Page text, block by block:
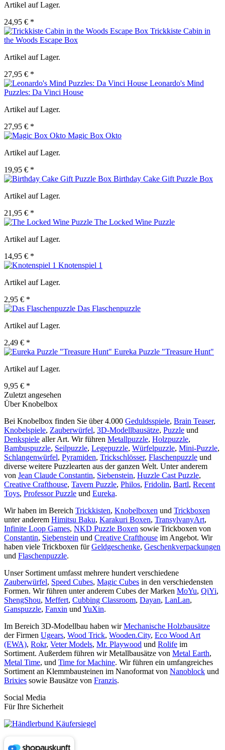
Artikel auf Lager.
24,95 € *
Trickkiste Cabin in
the Woods Escape Box
Artikel auf Lager.
27,95 € *
Leonardo's Mind
Puzzles: Da Vinci House
Artikel auf Lager.
27,95 € *
Magic Box Okto
Artikel auf Lager.
19,95 € *
Birthday Cake Gift Puzzle Box
Artikel auf Lager.
21,95 € *
The Locked Wine Puzzle
Artikel auf Lager.
14,95 € *
Knotenspiel 1
Artikel auf Lager.
2,95 € *
Das Flaschenpuzzle
Artikel auf Lager.
2,49 € *
Eureka Puzzle "Treasure Hunt"
Artikel auf Lager.
9,95 € *
Zuletzt angesehen
Über Knobelbox
Bei Knobelbox finden Sie über 4.000 Geduldsspiele, Brain Teaser,
Knobelspiele, Zauberwürfel, 3D-Modellbausätze, Puzzle und
Denkspiele aller Art. Wir führen Metallpuzzle, Holzpuzzle,
Bambuspuzzle, Seilpuzzle, Legepuzzle, Würfelpuzzle, Mini-Puzzle,
Schlangenwürfel, Pyramiden, Trickschlösser, Flaschenpuzzle und
diverse weitere Puzzlearten aus der ganzen Welt. Unter anderem
von Jean Claude Constantin, Siebenstein, Huzzle Cast Puzzle,
Creative Crafthouse, Tavern Puzzle, Philos, Fridolin, Bartl, Recent
Toys, Professor Puzzle und Eureka.
Wir haben im Bereich Trickkisten, Knobelboxen und Trickboxen
unter anderem Himitsu Baku, Karakuri Boxen, TransylvanyArt,
Infinite Loop Games, NKD Puzzle Boxen sowie Trickboxen von
Constantin, Siebenstein und Creative Crafthouse im Angebot. Wir
haben viele Trickboxen fürGeldgeschenke, Geschenkverpackungen
und Flaschenpuzzle.
Unser Sortiment umfasst mehrere hundert verschiedene
Zauberwürfel, Speed Cubes, Magic Cubes in den verschiedensten
Formen. Wir führen unter anderem Cubes der Marken MoYu, QiYi,
ShengShou, Meffert, Cubbing Classroom, Dayan, LanLan,
Ganspuzzle, Fanxin und YuXin.
Im Bereich 3D-Modellbau haben wirMechanische Holzbausätze
der Firmen Ugears, Wood Trick, Wooden.City, Eco Wood Art
(EWA), Rokr, Veter Models, Mr. Playwood und Rolife im
Sortiment. Außerdem führen wir Metallbausätze von Metal Earth,
Metal Time, und Time for Machine. Wir führen ein umfangreiches
Sortiment an Klemmbausteinen im Nanoformat von Nanoblock und
Brixies sowie Bausätze von Franzis.
Social Media
Für Ihre Sicherheit